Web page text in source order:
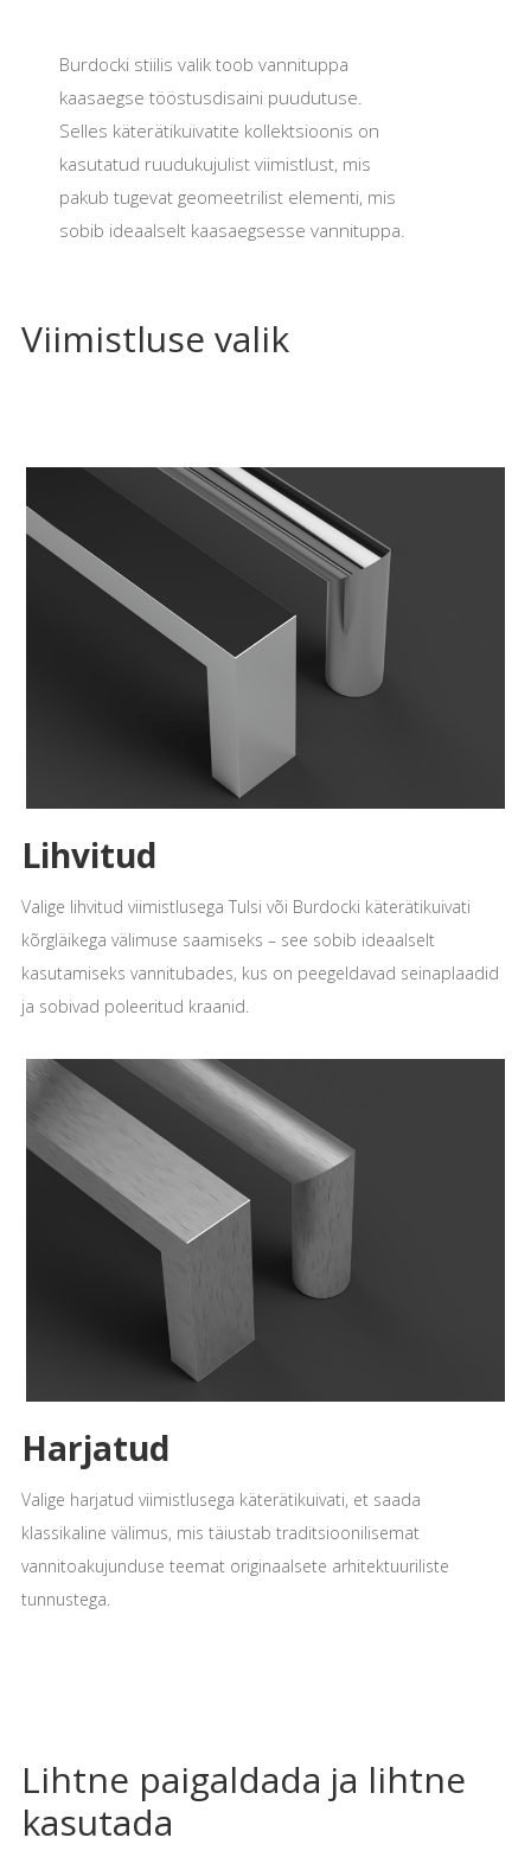
Burdocki stiilis valik toob vannituppa
kaasaegse tööstusdisaini puudutuse.
Selles käterätikuivatite kollektsioonis on
kasutatud ruudukujulist viimistlust, mis
pakub tugevat geomeetrilist elementi, mis
sobib ideaalselt kaasaegsesse vannituppa.
Viimistluse valik
Lihvitud
Valige lihvitud viimistlusega Tulsi või Burdocki käterätikuivati
kõrgläikega välimuse saamiseks – see sobib ideaalselt
kasutamiseks vannitubades, kus on peegeldavad seinaplaadid
ja sobivad poleeritud kraanid.
Harjatud
Valige harjatud viimistlusega käterätikuivati, et saada
klassikaline välimus, mis täiustab traditsioonilisemat
vannitoakujunduse teemat originaalsete arhitektuuriliste
tunnustega.
Lihtne paigaldada ja lihtne
kasutada